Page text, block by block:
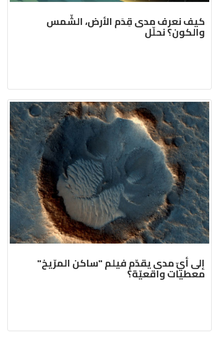
كيف نعرف مدى قِدَم الأرض، الشّمس
والكون؟ نحلّل
إلى أيّ مدى يقدّم فيلم "ساكن المرّيخ"
معطيات واقعيّة؟